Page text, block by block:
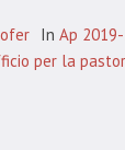
In Ap
per la